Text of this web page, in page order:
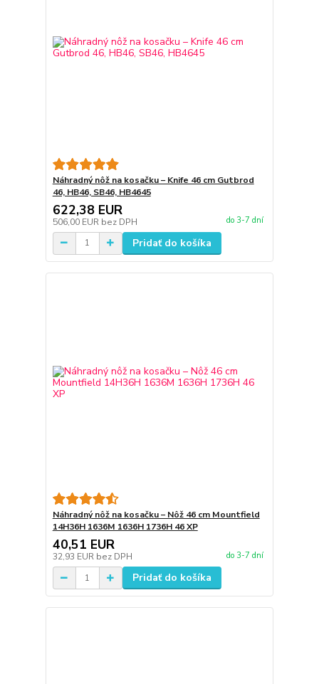
Náhradný nôž na kosačku – Knife 46 cm Gutbrod
46, HB46, SB46, HB4645
622,38 EUR
506,00 EUR bez DPH do 3-7 dní
Pridať do košíka
Náhradný nôž na kosačku – Nôž 46 cm Mountfield
14H36H 1636M 1636H 1736H 46 XP
40,51 EUR
32,93 EUR bez DPH do 3-7 dní
Pridať do košíka